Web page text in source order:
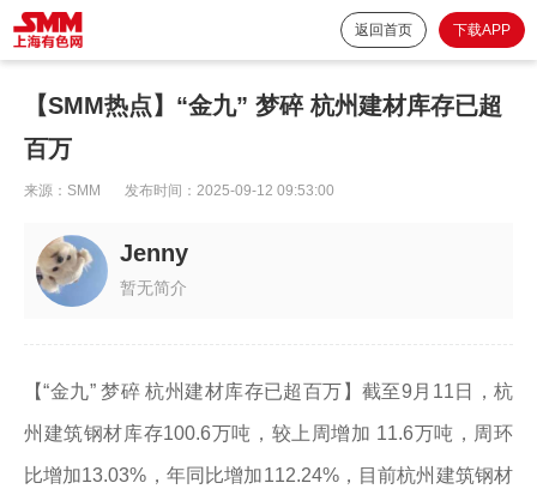
返回首页 下载APP
【SMM热点】“金九” 梦碎 杭州建材库存已超
百万
来源： SMM 发布时间： 2025-09-12 09:53:00
Jenny
暂无简介
【“金九” 梦碎 杭州建材库存已超百万】截至9月11日，杭
州建筑钢材库存100.6万吨，较上周增加 11.6万吨，周环
比增加13.03%，年同比增加112.24%，目前杭州建筑钢材